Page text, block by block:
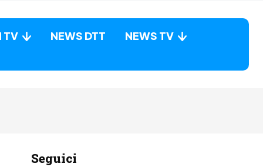
TV NEWS DTT
NEWS TV
Seguici